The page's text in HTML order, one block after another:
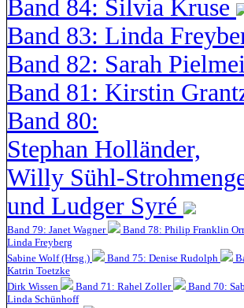
Band 84: Silvia Kruse
Band 83: Linda
Band 82: Sarah
Band 81: Kirstin
Band 80:
Stephan Holländer,
Willy Sühl-
und Ludger Syré
Band 79: Janet Wagner Band 78: Philip Franklin
Linda Freyberg
Sabine Wolf (Hrsg.)
Band 75: Denise Rudolph
Katrin Toetzke
Dirk Wissen
Band 71: Rahel Zoller Band 70:
Linda Schünhoff